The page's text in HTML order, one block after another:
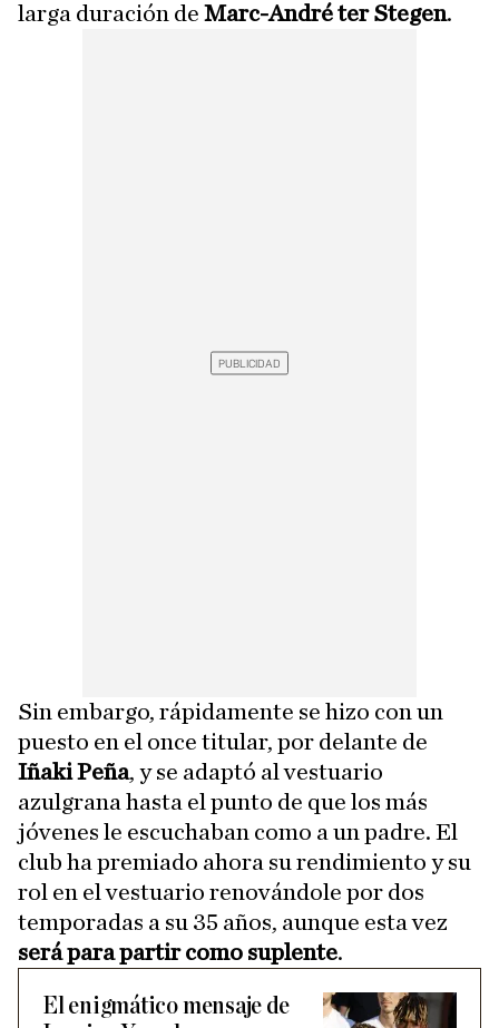
larga duración de Marc-André ter Stegen.
Sin embargo, rápidamente se hizo con un
puesto en el once titular, por delante de
Iñaki Peña, y se adaptó al vestuario
azulgrana hasta el punto de que los más
jóvenes le escuchaban como a un padre. El
club ha premiado ahora su rendimiento y su
rol en el vestuario renovándole por dos
temporadas a su 35 años, aunque esta vez
será para partir como suplente.
El enigmático mensaje de